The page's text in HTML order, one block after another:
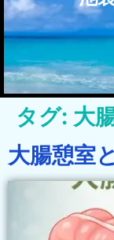
タグ: 大
大腸憩室